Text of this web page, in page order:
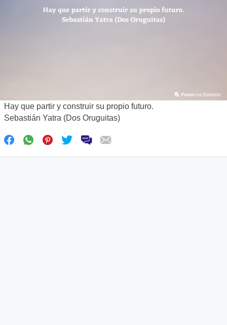
Hay quе partir y construir su propio futuro.
Sebastián Yatra (Dos Oruguitas)